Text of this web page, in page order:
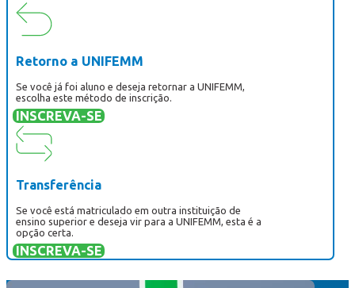
Retorno a UNIFEMM
Se você já foi aluno e deseja retornar a UNIFEMM,
escolha este método de inscrição.
INSCREVA-SE
Transferência
Se você está matriculado em outra instituição de
ensino superior e deseja vir para a UNIFEMM, esta é a
opção certa.
INSCREVA-SE